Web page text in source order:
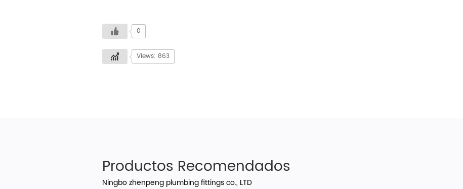
0
Views: 863
Productos Recomendados
Ningbo zhenpeng plumbing fittings co., LTD